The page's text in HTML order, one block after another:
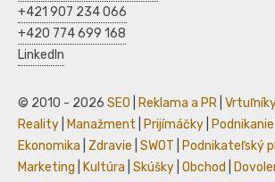
+421 907 234 066
+420 774 699 168
LinkedIn
© 2010 - 2026 SEO Reklama a PR
Reality
Manažment Prijímáčky Podnikanie
Ekonomika
Zdravie SWOT Podnikateľský
Marketing
Kultúra Skúšky Obchod